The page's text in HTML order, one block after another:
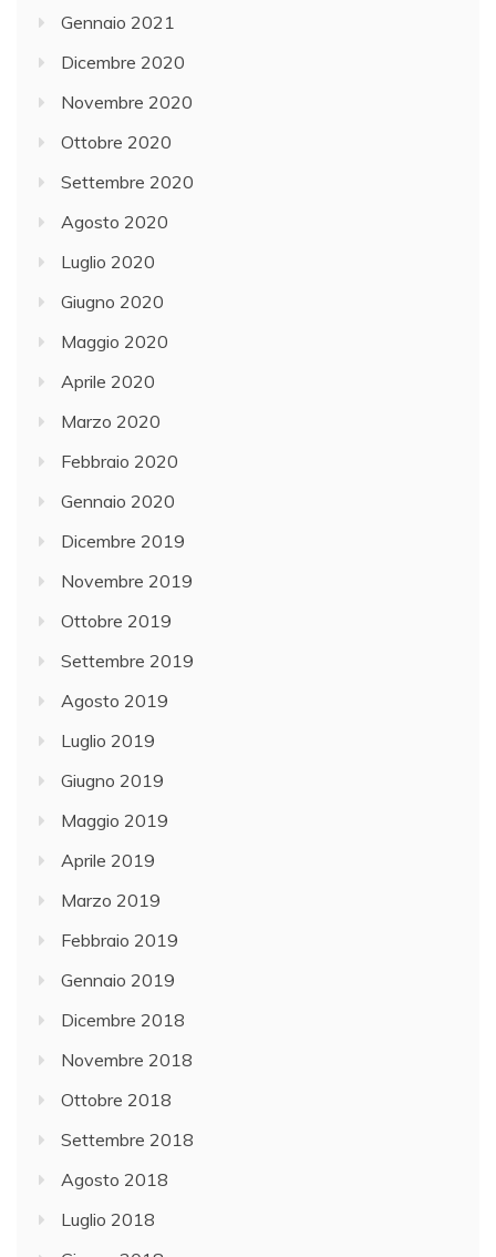
Gennaio 2021
Dicembre 2020
Novembre 2020
Ottobre 2020
Settembre 2020
Agosto 2020
Luglio 2020
Giugno 2020
Maggio 2020
Aprile 2020
Marzo 2020
Febbraio 2020
Gennaio 2020
Dicembre 2019
Novembre 2019
Ottobre 2019
Settembre 2019
Agosto 2019
Luglio 2019
Giugno 2019
Maggio 2019
Aprile 2019
Marzo 2019
Febbraio 2019
Gennaio 2019
Dicembre 2018
Novembre 2018
Ottobre 2018
Settembre 2018
Agosto 2018
Luglio 2018